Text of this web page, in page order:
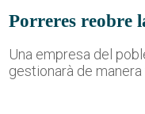
Porreres reobre
Una empresa del
gestionarà de manera